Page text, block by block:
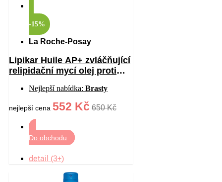
-15%
La Roche-Posay
Lipikar Huile AP+ zvláčňující
relipidační mycí olej proti
Nejlepší nabídka: Brasty
nejlepší cena 552 Kč 650 Kč
Do obchodu
detail (3+)